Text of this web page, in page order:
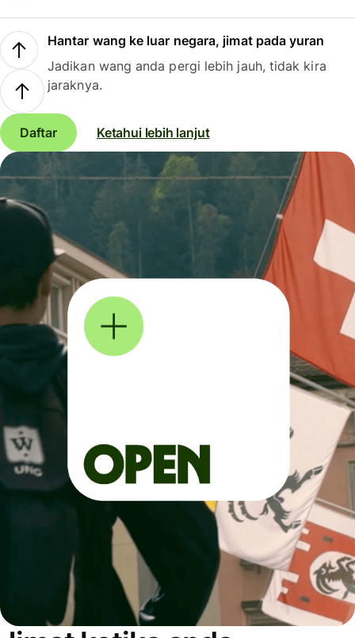
Hantar wang ke luar negara, jimat pada yuran
Jadikan wang anda pergi lebih jauh, tidak kira
jaraknya.
Daftar Ketahui lebih lanjut